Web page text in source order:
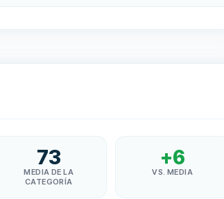
73
MEDIA DE LA
CATEGORÍA
+6
VS. MEDIA